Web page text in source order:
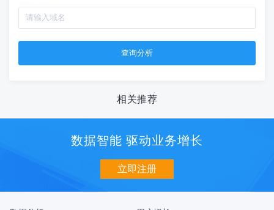
相关推荐
数据智能 驱动业务增长
立即注册